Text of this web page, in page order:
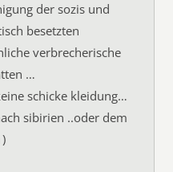
der sozis und
besetzten
verbrecherische
…
schicke kleidung…
sibirien ..oder dem